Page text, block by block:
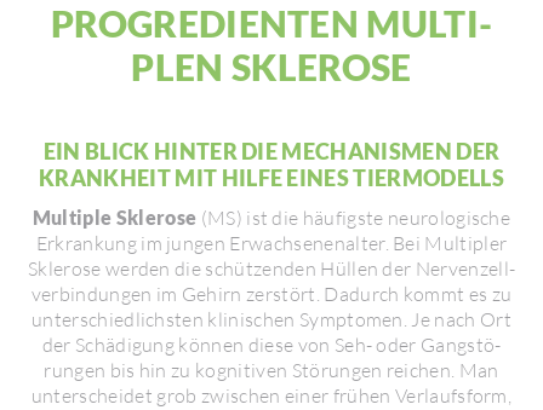
PROGRE­DIENTEN MULTI­
PLEN SKLE­ROSE
EIN BLICK HINTER DIE MECHA­NISMEN DER
KRANK­HEIT MIT HILFE EINES TIER­MO­DELLS
Multiple Sklerose (MS) ist die häufigste neuro­lo­gi­sche
Erkran­kung im jungen Erwach­se­nen­alter. Bei Multi­pler
Skle­rose werden die schüt­zenden Hüllen der Nerven­zell­
ver­bin­dungen im Gehirn zerstört. Dadurch kommt es zu
unter­schied­lichsten klini­schen Symptomen. Je nach Ort
der Schä­di­gung können diese von Seh- oder Gang­stö­
rungen bis hin zu kogni­tiven Störungen reichen. Man
unter­scheidet grob zwischen einer frühen Verlaufs­form,